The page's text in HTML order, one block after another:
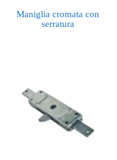
Maniglia cromata con
serratura